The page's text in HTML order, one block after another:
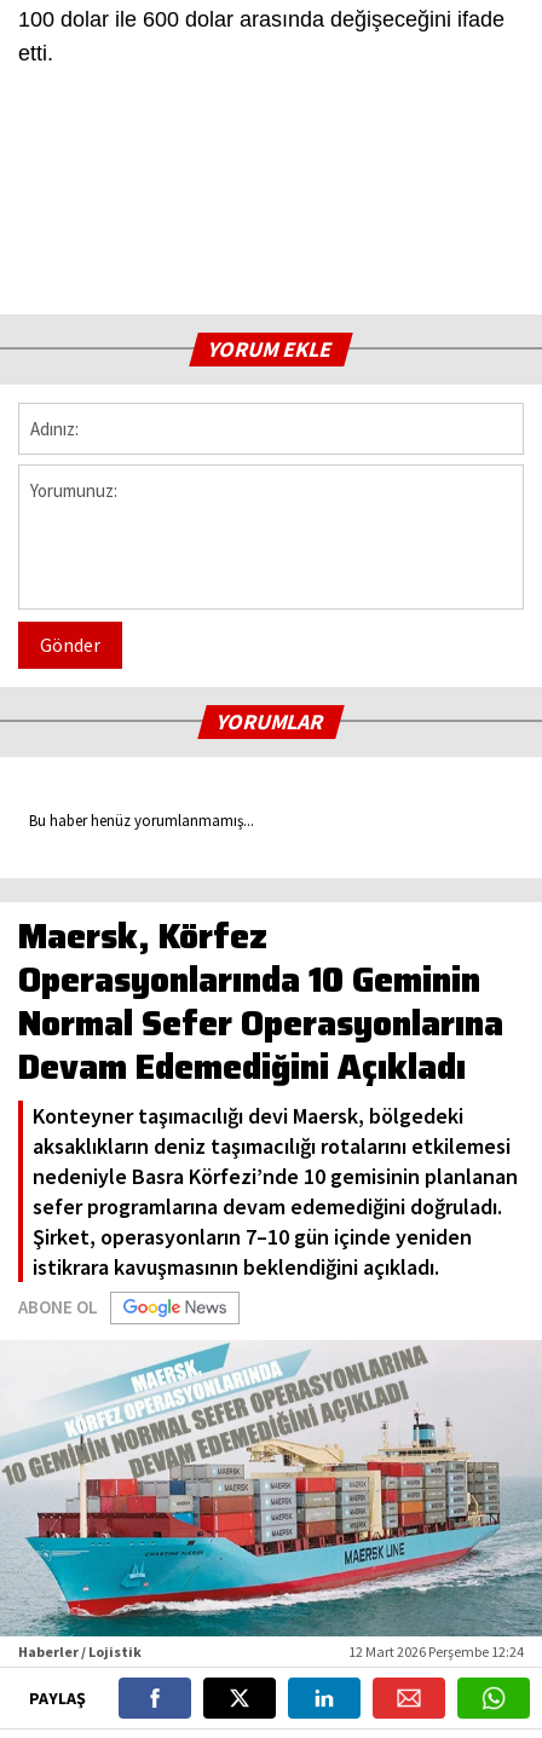
100 dolar ile 600 dolar arasında değişeceğini ifade
etti.
YORUM EKLE
Gönder
YORUMLAR
Bu haber henüz yorumlanmamış...
Maersk, Körfez
Operasyonlarında 10 Geminin
Normal Sefer Operasyonlarına
Devam Edemediğini Açıkladı
Konteyner taşımacılığı devi Maersk, bölgedeki
aksaklıkların deniz taşımacılığı rotalarını etkilemesi
nedeniyle Basra Körfezi’nde 10 gemisinin planlanan
sefer programlarına devam edemediğini doğruladı.
Şirket, operasyonların 7–10 gün içinde yeniden
istikrara kavuşmasının beklendiğini açıkladı.
ABONE OL
Haberler / Lojistik 12 Mart 2026 Perşembe 12:24
PAYLAŞ